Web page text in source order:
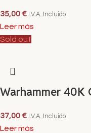
35,00€ I.V.A. Incluido
Leer más
Sold out
Warhammer 40K
37,00€ I.V.A. Incluido
Leer más